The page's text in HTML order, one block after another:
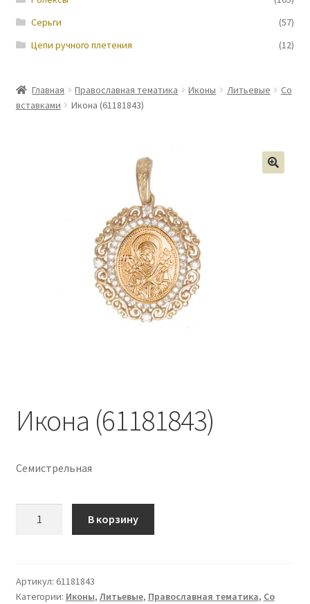
Серьги
(57)
Цепи ручного плетения
(12)
Главная Православная тематика Иконы Литьевые
Со
вставками
Икона (61181843)
Икона (61181843)
Семистрельная
В корзину
Артикул: 61181843
Категории: Иконы,Литьевые, Православная тематика, Со